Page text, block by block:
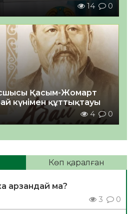
14 0
Қасым-Жомарт
күнімен құттықтауы
4 0
Көп қаралған
арзандай ма?
3 0